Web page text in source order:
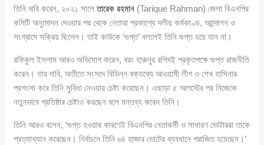
তিনি দাবি করেন, ২০২১ সালেতারেক রহমান (Tarique Rahman) জেলা বিএনপির
কমিটি অনুমোদন দেওয়ার পর থেকে নেতারা প্রকাশ্যে দলীয় কর্মকাণ্ড, আন্দোলন ও
সংগ্রামে সক্রিয় ছিলেন। তাই কাউকে ‘গুপ্ত’ বললেই তিনি গুপ্ত হয়ে যান না।
রফিকুল ইসলাম আরও অভিযোগ করেন, বরং হারুনুর রশিদই প্রকৃতপক্ষে গুপ্ত রাজনীতি
করেন। তার দাবি, অতীতে সংসদে বিভিন্ন বক্তব্যে আওয়ামী লীগ ও শেখ হাসিনার
প্রশংসা করে তিনি সুবিধা নেওয়ার চেষ্টা করেছেন। এছাড়া ৫ আগস্টের পর নিজেকে
নতুনভাবে প্রতিষ্ঠার চেষ্টাও করছেন বলে মন্তব্য করেন তিনি।
তিনি আরও বলেন, ‘গুপ্ত হওয়ার কারণেই বিএনপির নেতাকর্মী ও সাধারণ ভোটাররা তাকে
প্রত্যাখ্যান করেছেন। নির্বাচনে তিনি ৬৪ হাজার ভোটের ব্যবধানে পরাজিত হয়েছেন।’